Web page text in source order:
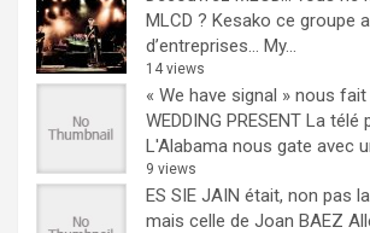
MLCD ? Kesako ce groupe
d’entreprises… My...
14 views
« We have signal » nous fait
WEDDING PRESENT La télé
L'Alabama nous gate avec
9 views
ES SIE JAIN était, non pas
mais celle de Joan BAEZ